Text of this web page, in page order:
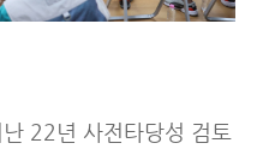
22년 사전타당성 검토